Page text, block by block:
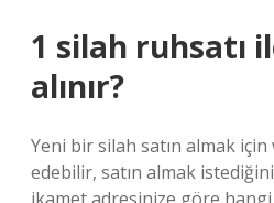
1 silah ruhsatı
alınır?
Yeni bir silah satın almak
edebilir, satın almak